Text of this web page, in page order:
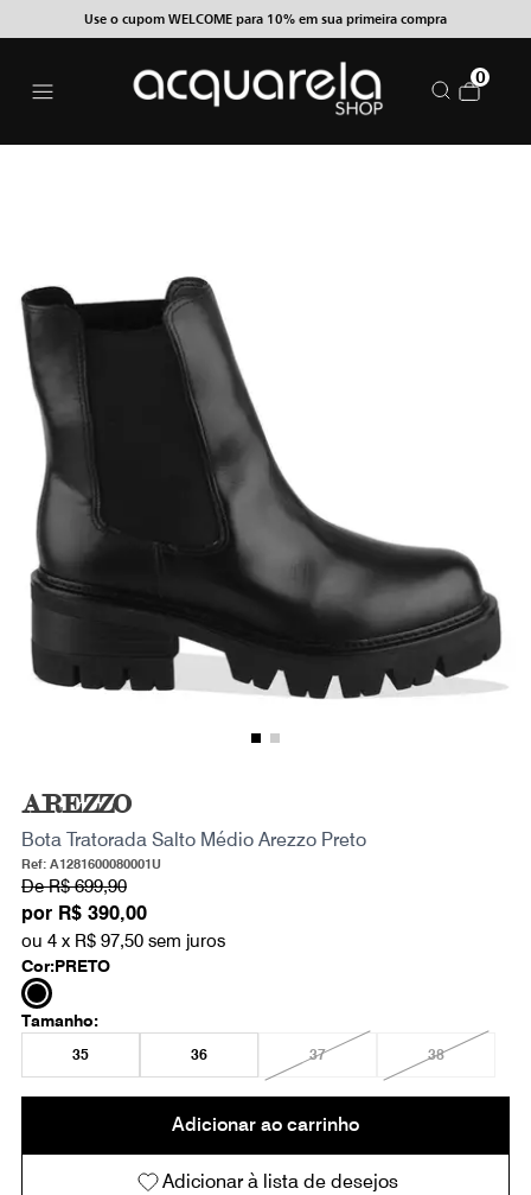
Use o cupom WELCOME para 10% em sua primeira compra
0
AREZZO
Bota Tratorada Salto Médio Arezzo Preto
Ref: A1281600080001U
DeR$ 699,90
por R$ 390,00
ou 4 x R$ 97,50 sem juros
Cor:PRETO
Tamanho:
35 36 37 38
Adicionar ao carrinho
Adicionar à lista de desejos